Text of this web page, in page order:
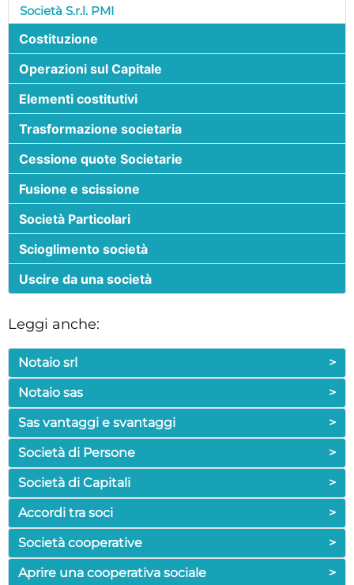
Società S.r.l. PMI
Costituzione
Operazioni sul Capitale
Elementi costitutivi
Trasformazione societaria
Cessione quote Societarie
Fusione e scissione
Società Particolari
Scioglimento società
Uscire da una società
Leggi anche:
Notaio srl
>
Notaio sas
>
Sas vantaggi e svantaggi
>
Società di Persone
>
Società di Capitali
>
Accordi tra soci
>
Società cooperative
>
Aprire una cooperativa sociale
>